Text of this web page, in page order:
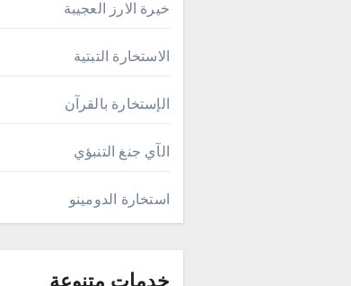
خيرة الارز العجيبة
الاستخارة التبتية
الإستخارة بالقرآن
الآي جنغ التنبؤي
استخارة الدومينو
خدمات متنوعة